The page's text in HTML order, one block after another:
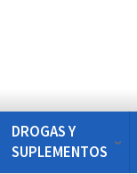
DROGAS Y
SUPLEMENTOS